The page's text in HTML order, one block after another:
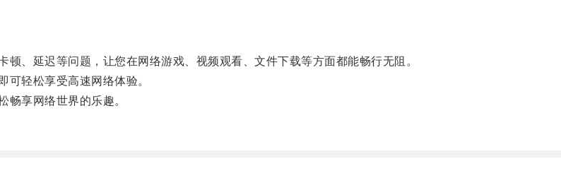
延迟等问题，让您在网络游戏、视频观看、文件下载等方面都能畅行无阻。
轻松享受高速网络体验。
享网络世界的乐趣。